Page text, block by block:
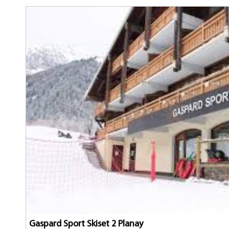
Gaspard Sport Skiset 2 Planay